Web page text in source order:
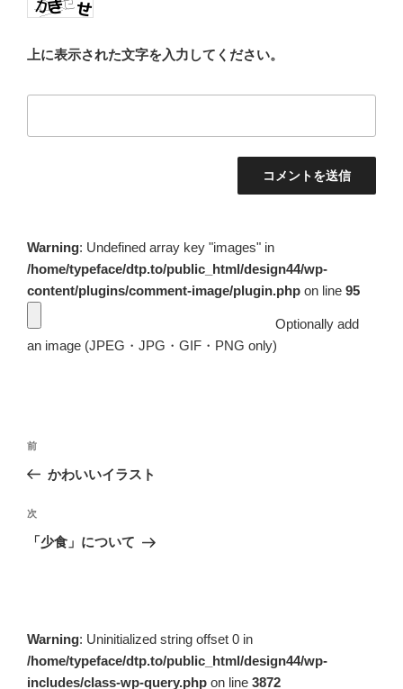
上に表示された文字を入力してください。
Warning: Undefined array key "images" in
/home/typeface/dtp.to/public_html/design44/wp-
content/plugins/comment-image/plugin.php on line 95
Optionally add
an image (JPEG・JPG・GIF・PNG only)
投
ナ
ビ
ゲ
ン
前
の
稿
前
かわいいイラスト
次
の
次
「少食」について
Warning: Uninitialized string offset 0 in
/home/typeface/dtp.to/public_html/design44/wp-
includes/class-wp-query.php on line 3872